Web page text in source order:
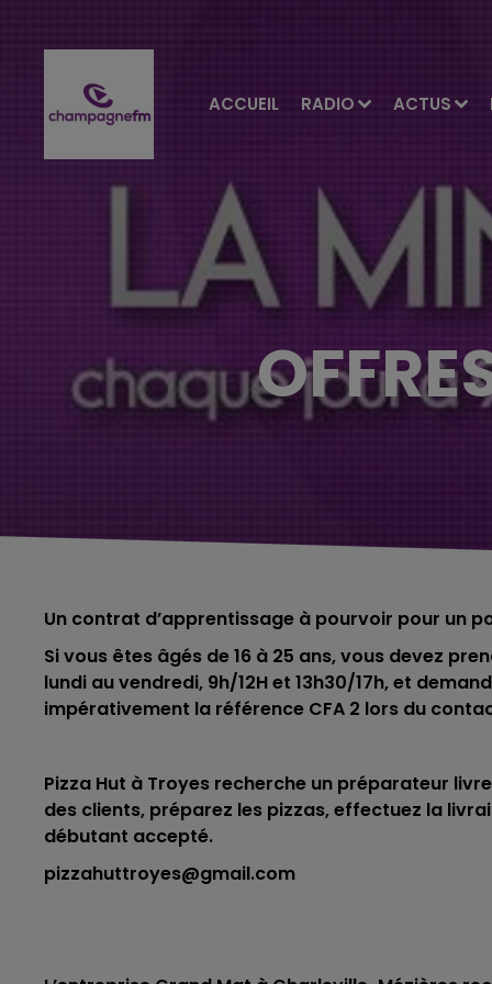
ACCUEIL RADIO ACTUS
Un contrat d’apprentissage à pourvoir pour un
Si vous êtes âgés de 16 à 25 ans, vous devez
lundi au vendredi, 9h/12H et 13h30/17h, et
impérativement la référence CFA 2 lors du
Pizza Hut à Troyes recherche un préparateur
des clients, préparez les pizzas, effectuez la
débutant accepté.
pizzahuttroyes@gmail.com